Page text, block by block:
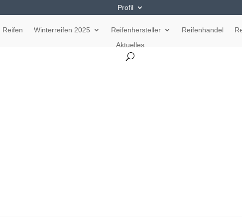
Profil
Reifen Winterreifen 2025 Reifenhersteller Reifenhandel
Aktuelles